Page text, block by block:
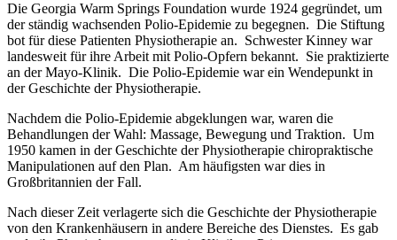
Die Georgia Warm Springs Foundation wurde 1924 gegründet, um
der ständig wachsenden Polio-Epidemie zu begegnen. Die Stiftung
bot für diese Patienten Physiotherapie an. Schwester Kinney war
landesweit für ihre Arbeit mit Polio-Opfern bekannt. Sie praktizierte
an der Mayo-Klinik. Die Polio-Epidemie war ein Wendepunkt in
der Geschichte der Physiotherapie.
Nachdem die Polio-Epidemie abgeklungen war, waren die
Behandlungen der Wahl: Massage, Bewegung und Traktion. Um
1950 kamen in der Geschichte der Physiotherapie chiropraktische
Manipulationen auf den Plan. Am häufigsten war dies in
Großbritannien der Fall.
Nach dieser Zeit verlagerte sich die Geschichte der Physiotherapie
von den Krankenhäusern in andere Bereiche des Dienstes. Es gab